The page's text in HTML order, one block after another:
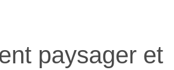
paysager et